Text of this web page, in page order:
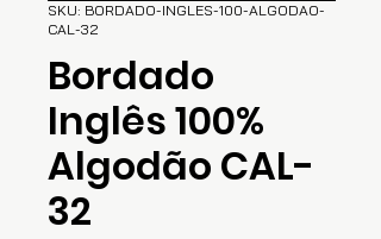
SKU: BORDADO-INGLES-100-ALGODAO-
CAL-32
Bordado
Inglês 100%
Algodão CAL-
32